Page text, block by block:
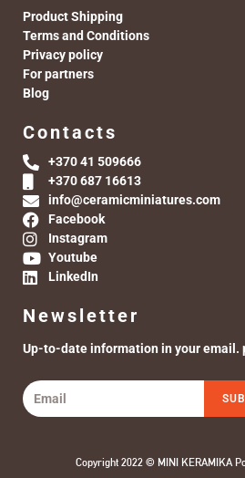
Product Shipping
Terms and Conditions
Privacy policy
For partners
Blog
Contacts
+370 41 509666
+370 687 16613
info@ceramicminiatures.com
Facebook
Instagram
Youtube
LinkedIn
Newsletter
Up-to-date information in your email.
Copyright 2022 © MINI KERAMIKA